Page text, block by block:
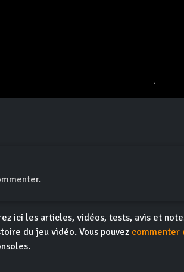
ici les articles, vidéos, tests, avis et
du jeu vidéo. Vous pouvez commenter